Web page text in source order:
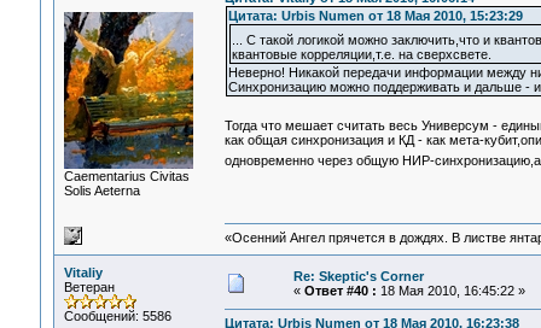
Сaementarius Civitas
Solis Aeterna
Цитата: Urbis Numen от 18 Мая 2010, 15:23:29
... C такой логикой можно заключить,что и
квантовые корреляции,т.е. на сверхсвете.
Неверно! Никакой передачи информации между
Синхронизацию можно поддерживать и дальше -
Тогда что мешает считать весь Универсум -
как общая синхронизация и КД - как мета-
одновременно через общую НИР-
«Осенний Ангел прячется в дождях. В листве
Vitaliy
Ветеран
Сообщений: 5586
Re: Skeptic's Corner
« Ответ #40 : 18 Мая 2010, 16:45:22 »
Цитата: Urbis Numen от 18 Мая 2010, 16:23:38